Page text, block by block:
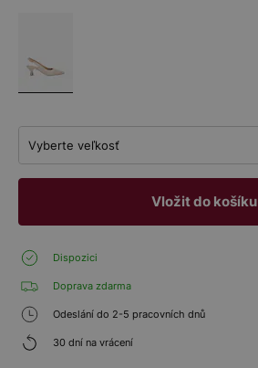
Vyberte veľkosť
Vložit do košíku
Dispozici
Doprava zdarma
Odeslání do 2-5 pracovních dnů
30 dní na vrácení